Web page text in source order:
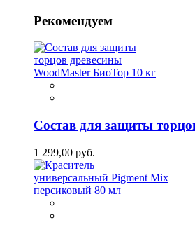
Рекомендуем
Состав для защиты
1 299,00 руб.